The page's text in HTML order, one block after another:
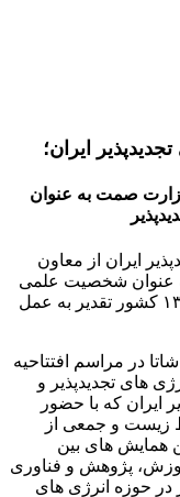
ایران؛
صمت به عنوان
ایران از معاون
عنوان شخصیت علمی
برتر در حوزه انرژی های تجدیدپذیر سال ۱۳۹۹ کشور تقدیر به عمل
در مراسم افتتاحیه
های تجدیدپذیر و
ایران که با حضور
زیست و جمعی از
همایش های بین
پژوهش و فناوری
حوزه انرژی های